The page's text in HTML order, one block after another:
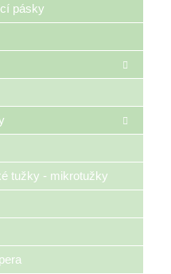
pásky
tužky - mikrotužky